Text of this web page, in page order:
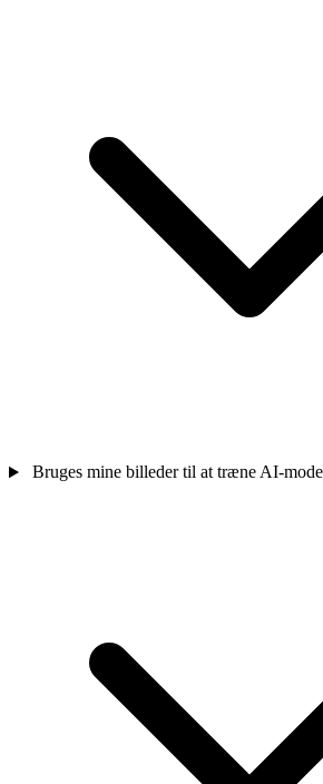
Bruges mine billeder til at træne AI-